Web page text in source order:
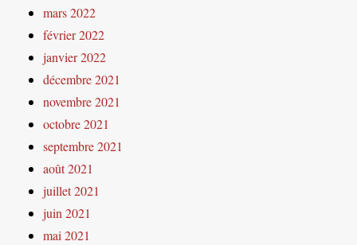
mars 2022
février 2022
janvier 2022
décembre 2021
novembre 2021
octobre 2021
septembre 2021
août 2021
juillet 2021
juin 2021
mai 2021